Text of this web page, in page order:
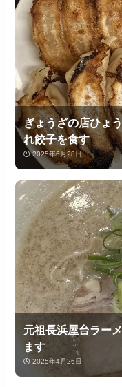
ぎょうざの店ひょ
れ餃子を食す
2025年6月28日
元祖長浜屋台ラー
ます
2025年4月26日